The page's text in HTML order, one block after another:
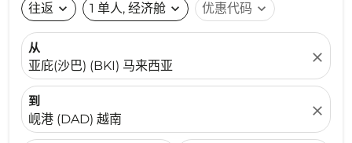
往返 expand_more 1 单人, 经济舱 expand_more 优惠代码 expand_more
从
亚庇(沙巴) (BKI) 马来西亚
close
到
岘港 (DAD) 越南
close